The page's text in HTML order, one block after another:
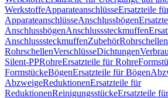
WerkstoffeApparateanschlüsseErsatzteile
ApparateanschlüsseAnschlussbögen
AnschlussbögenAnschlusssteckmuffen
AnschlusssteckmuffenZubehörRohrschellen
RohrschellenVerschlüsseDichtungen
Silent-PPRohreErsatzteile für Rohre
FormstückeBögenErsatzteile für Bögen
AbzweigeReduktionenErsatzteile für
ReduktionenReinigungsstückeErsatzteile für